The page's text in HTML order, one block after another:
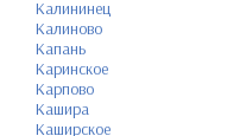
Калининец
Калиново
Капань
Каринское
Карпово
Кашира
Каширское